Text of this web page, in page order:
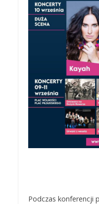
Podczas konferencji